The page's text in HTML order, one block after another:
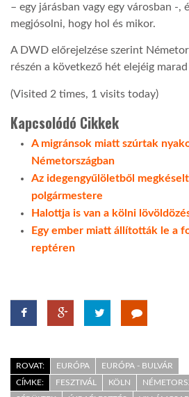
– egy járásban vagy egy városban -,
megjósolni, hogy hol és mikor.
A DWD előrejelzése szerint
részén a következő hét elejéig
(Visited 2 times, 1 visits today)
Kapcsolódó Cikkek
A migránsok miatt szúrtak
Németországban
Az idegengyűlöletből
polgármestere
Halottja is van a kölni
Egy ember miatt állították le a
reptéren
ROVAT: EURÓPA
EURÓPA - BULVÁR
CÍMKE:
FESZTIVÁL KÖLN